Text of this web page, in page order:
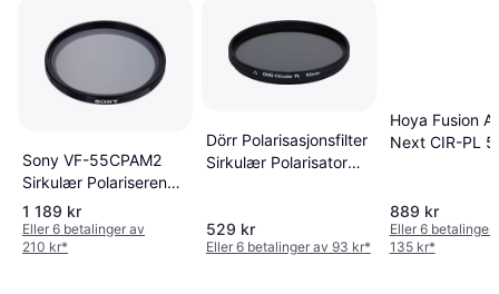
Sony VF-55CPAM2
Sirkulær Polariserende
Kamerafilter
1 189 kr
Eller 6 betalinger av
210 kr*
Dörr Polarisasjonsfilter
Sirkulær Polarisator
529 kr
Eller 6 betalinger av 93 kr*
Hoya Fusion
Next CIR-PL
889 kr
Eller 6 betalinger
135 kr*